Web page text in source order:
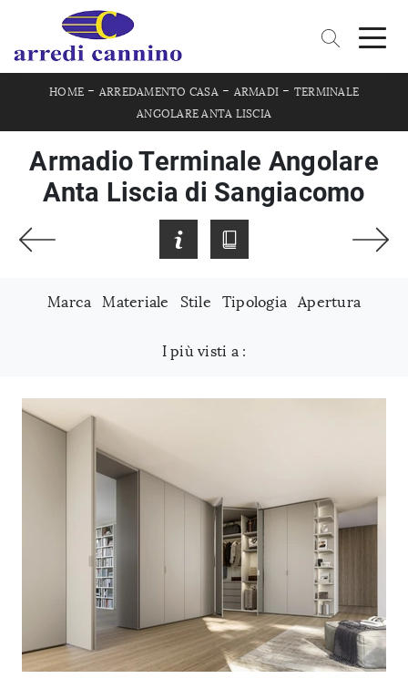
HOME - ARREDAMENTO CASA- ARMADI - TERMINALE
ANGOLARE ANTA LISCIA
Armadio Terminale Angolare
Anta Liscia di Sangiacomo
Marca Materiale Stile Tipologia Apertura
I più visti a :